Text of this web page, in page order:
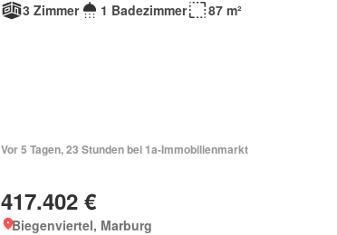
3 Zimmer
1 Badezimmer 87 m²
Vor 5 Tagen, 23 Stunden bei 1a-Immobilienmarkt
417.402 €
Biegenviertel, Marburg